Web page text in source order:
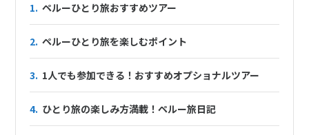
1. ペルーひとり旅おすすめツアー
2. ペルーひとり旅を楽しむポイント
3. 1人でも参加できる！おすすめオプショナルツアー
4. ひとり旅の楽しみ方満載！ペルー旅日記